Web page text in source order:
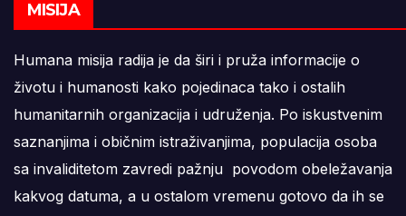
MISIJA
Humana misija radija je da širi i pruža informacije o
životu i humanosti kako pojedinaca tako i ostalih
humanitarnih organizacija i udruženja. Po iskustvenim
saznanjima i običnim istraživanjima, populacija osoba
sa invaliditetom zavredi pažnju povodom obeležavanja
kakvog datuma, a u ostalom vremenu gotovo da ih se